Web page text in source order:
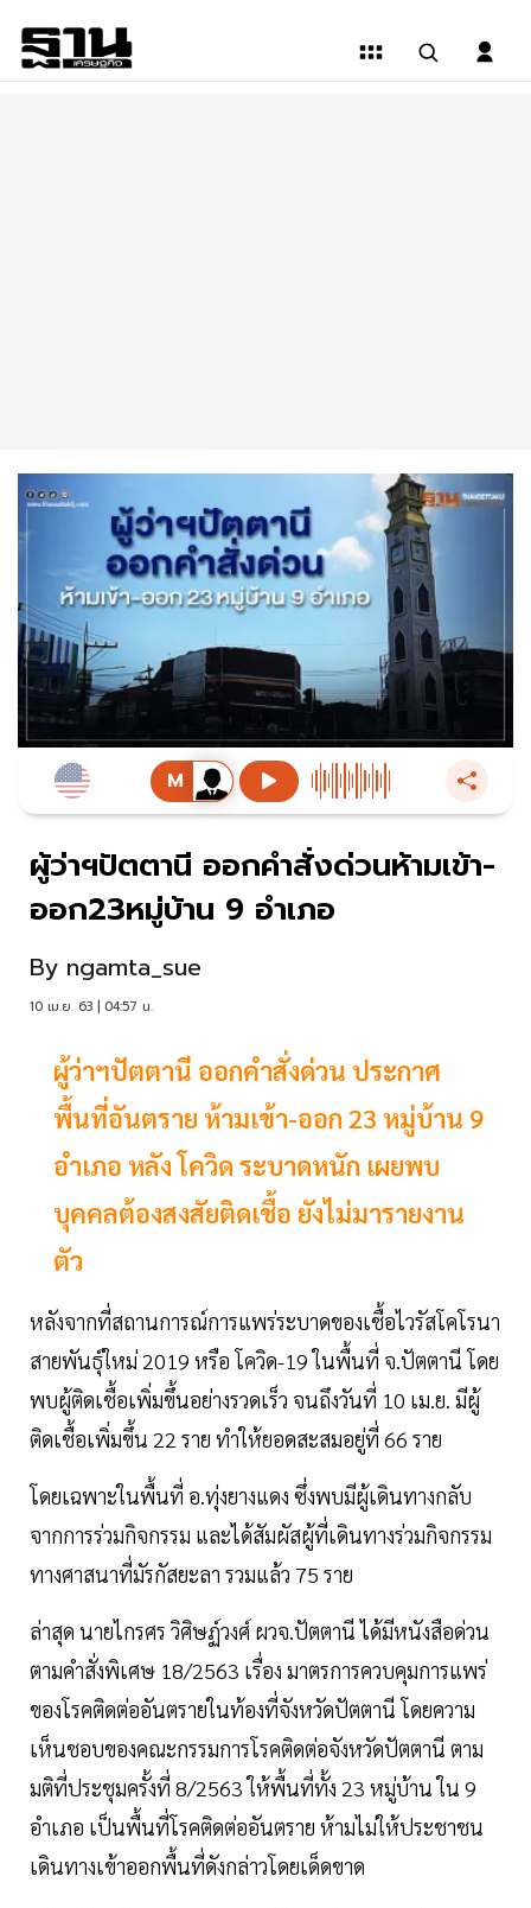
ผู้ว่าฯปัตตานี ออกคำสั่งด่วนห้ามเข้า-
ออก23หมู่บ้าน 9 อำเภอ
By ngamta_sue
10 เม.ย. 63 | 04:57 น.
ผู้ว่าฯปัตตานี ออกคำสั่งด่วน ประกาศ
พื้นที่อันตราย ห้ามเข้า-ออก 23 หมู่บ้าน 9
อำเภอ หลัง โควิด ระบาดหนัก เผยพบ
บุคคลต้องสงสัยติดเชื้อ ยังไม่มารายงาน
ตัว
หลังจากที่สถานการณ์การแพร่ระบาดของเชื้อไวรัสโคโรนา
สายพันธุ์ใหม่ 2019 หรือ โควิด-19 ในพื้นที่ จ.ปัตตานี โดย
พบผู้ติดเชื้อเพิ่มขึ้นอย่างรวดเร็ว จนถึงวันที่ 10 เม.ย. มีผู้
ติดเชื้อเพิ่มขึ้น 22 ราย ทำให้ยอดสะสมอยู่ที่ 66 ราย
โดยเฉพาะในพื้นที่ อ.ทุ่งยางแดง ซึ่งพบมีผู้เดินทางกลับ
จากการร่วมกิจกรรม และได้สัมผัสผู้ที่เดินทางร่วมกิจกรรม
ทางศาสนาที่มัรกัสยะลา รวมแล้ว 75 ราย
ล่าสุด นายไกรศร วิศิษฏ์วงศ์ ผวจ.ปัตตานี ได้มีหนังสือด่วน
ตามคำสั่งพิเศษ 18/2563 เรื่อง มาตรการควบคุมการแพร่
ของโรคติดต่ออันตรายในท้องที่จังหวัดปัตตานี โดยความ
เห็นชอบของคณะกรรมการโรคติดต่อจังหวัดปัตตานี ตาม
มติที่ประชุมครั้งที่ 8/2563 ให้พื้นที่ทั้ง 23 หมู่บ้าน ใน 9
อำเภอ เป็นพื้นที่โรคติดต่ออันตราย ห้ามไม่ให้ประชาชน
เดินทางเข้าออกพื้นที่ดังกล่าวโดยเด็ดขาด